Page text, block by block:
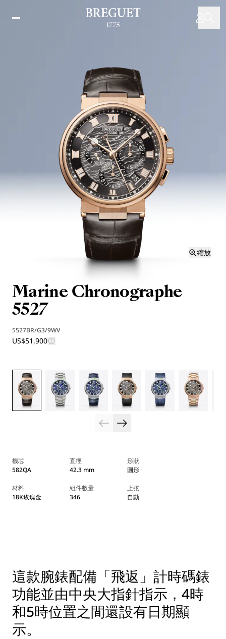
縮放
Marine Chronographe
5527
5527BR/G3/9WV
US$51,900
機芯
582QA
直徑
42.3 mm
形狀
圓形
材料
18K玫瑰金
組件數量
346
上弦
自動
這款腕錶配備「飛返」計時碼錶
功能並由中央大指針指示，4時
和5時位置之間還設有日期顯
示。